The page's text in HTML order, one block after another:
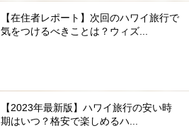
【在住者レポート】次回のハワイ旅行で
気をつけるべきことは？ウィズ...
【2023年最新版】ハワイ旅行の安い時
期はいつ？格安で楽しめるハ...